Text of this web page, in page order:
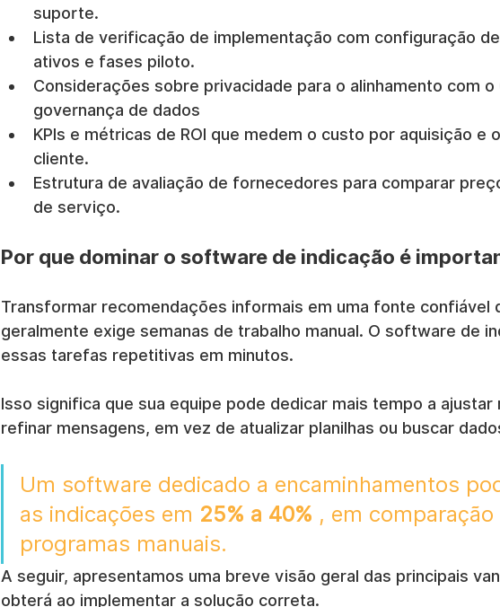
suporte.
Lista de verificação de implementação com configuração
ativos e fases piloto.
Considerações sobre privacidade para o alinhamento com o
governança de dados
KPIs e métricas de ROI que medem o custo por aquisição e
cliente.
Estrutura de avaliação de fornecedores para comparar
de serviço.
Por que dominar o software de indicação é
Transformar recomendações informais em uma fonte confiável
geralmente exige semanas de trabalho manual. O software de
essas tarefas repetitivas em minutos.
Isso significa que sua equipe pode dedicar mais tempo a ajustar
refinar mensagens, em vez de atualizar planilhas ou buscar
Um software dedicado a encaminhamentos
as indicações em 25% a 40% , em comparação
programas manuais.
A seguir, apresentamos uma breve visão geral das principais
obterá ao implementar a solução correta.